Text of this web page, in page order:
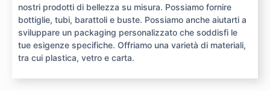
nostri prodotti di bellezza su misura. Possiamo fornire
bottiglie, tubi, barattoli e buste. Possiamo anche aiutarti a
sviluppare un packaging personalizzato che soddisfi le
tue esigenze specifiche. Offriamo una varietà di materiali,
tra cui plastica, vetro e carta.